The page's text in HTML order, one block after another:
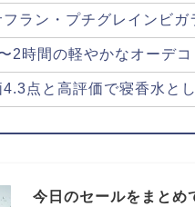
ラン・プチグレインビ
2時間の軽やかなオーデ
点と高評価で寝香水と
今日のセールをまとめ